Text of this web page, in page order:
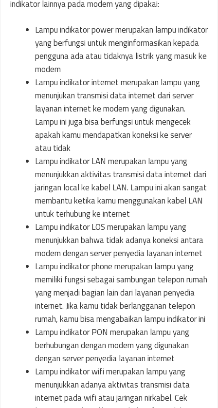
indikator lainnya pada modem yang dipakai:
Lampu indikator power merupakan lampu indikator
yang berfungsi untuk menginformasikan kepada
pengguna ada atau tidaknya listrik yang masuk ke
modem
Lampu indikator internet merupakan lampu yang
menunjukan transmisi data internet dari server
layanan internet ke modem yang digunakan.
Lampu ini juga bisa berfungsi untuk mengecek
apakah kamu mendapatkan koneksi ke server
atau tidak
Lampu indikator LAN merupakan lampu yang
menunjukkan aktivitas transmisi data internet dari
jaringan local ke kabel LAN. Lampu ini akan sangat
membantu ketika kamu menggunakan kabel LAN
untuk terhubung ke internet
Lampu indikator LOS merupakan lampu yang
menunjukkan bahwa tidak adanya koneksi antara
modem dengan server penyedia layanan internet
Lampu indikator phone merupakan lampu yang
memiliki fungsi sebagai sambungan telepon rumah
yang menjadi bagian lain dari layanan penyedia
internet. Jika kamu tidak berlangganan telepon
rumah, kamu bisa mengabaikan lampu indikator ini
Lampu indikator PON merupakan lampu yang
berhubungan dengan modem yang digunakan
dengan server penyedia layanan internet
Lampu indikator wifi merupakan lampu yang
menunjukkan adanya aktivitas transmisi data
internet pada wifi atau jaringan nirkabel. Cek